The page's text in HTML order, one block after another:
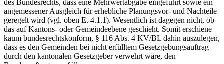
des Bundesrechts, dass eine Mehrwertabgabe eingeführt sowie ein
angemessener Ausgleich für erhebliche Planungsvor- und Nachteile
geregelt wird (vgl. oben E. 4.1.1). Wesentlich ist dagegen nicht, ob
das auf Kantons- oder Gemeindeebene geschieht. Somit erschiene
kaum bundesrechtskonform, § 116 Abs. 4 KV/BL dahin auszulegen,
dass es den Gemeinden bei nicht erfülltem Gesetzgebungsauftrag
durch den kantonalen Gesetzgeber verwehrt wäre, den